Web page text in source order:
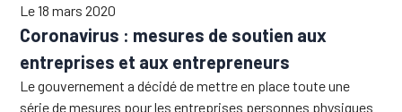
Le 18 mars 2020
Coronavirus : mesures de soutien aux
entreprises et aux entrepreneurs
Le gouvernement a décidé de mettre en place toute une
série de mesures pour les entreprises personnes physiques